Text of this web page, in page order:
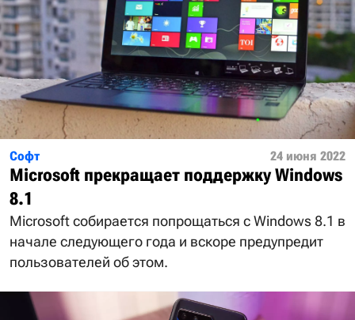
Софт 24 июня 2022
Microsoft прекращает поддержку Windows
8.1
Microsoft собирается попрощаться с Windows 8.1 в
начале следующего года и вскоре предупредит
пользователей об этом.